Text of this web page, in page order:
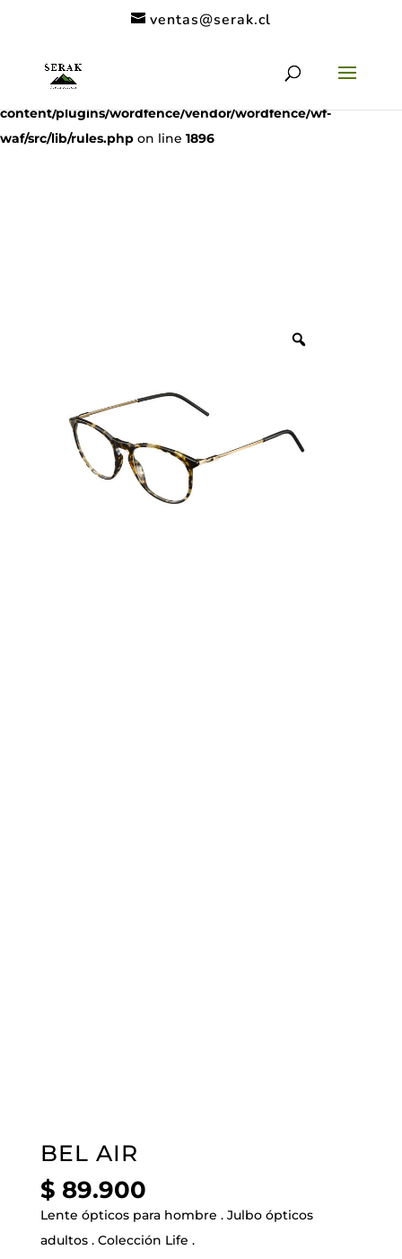
($subject) of type array|string is deprecated in
/home/clients/11c6de9a53a49962a9f838dac1be5068/serak.cl/
content/plugins/wordfence/vendor/wordfence/wf-
waf/src/lib/rules.php on line 1896
ventas@serak.cl
BEL AIR
$ 89.900
Lente ópticos para hombre . Julbo ópticos
adultos . Colección Life .